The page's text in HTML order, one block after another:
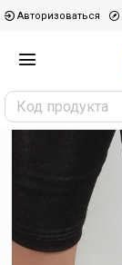
Авторизоваться